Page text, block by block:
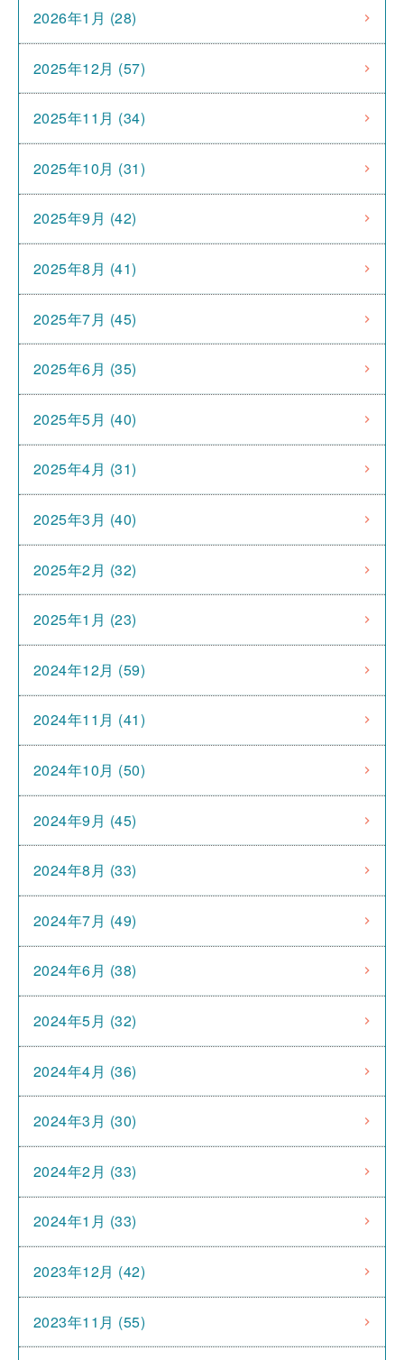
2026年1月 (28)
2025年12月 (57)
2025年11月 (34)
2025年10月 (31)
2025年9月 (42)
2025年8月 (41)
2025年7月 (45)
2025年6月 (35)
2025年5月 (40)
2025年4月 (31)
2025年3月 (40)
2025年2月 (32)
2025年1月 (23)
2024年12月 (59)
2024年11月 (41)
2024年10月 (50)
2024年9月 (45)
2024年8月 (33)
2024年7月 (49)
2024年6月 (38)
2024年5月 (32)
2024年4月 (36)
2024年3月 (30)
2024年2月 (33)
2024年1月 (33)
2023年12月 (42)
2023年11月 (55)